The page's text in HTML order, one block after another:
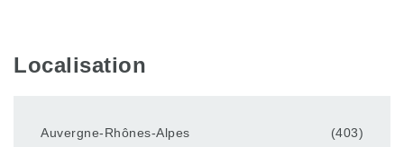
Localisation
Auvergne-Rhônes-Alpes
(403)